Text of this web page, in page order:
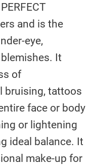
and is the
eye,
It
of
bruising, tattoos
face or body
or lightening
ideal balance. It
make-up for